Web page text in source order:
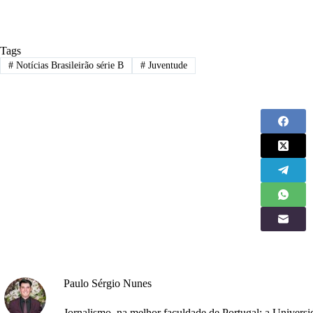
Tags
#Notícias Brasileirão série B #Juventude
Paulo Sérgio Nunes